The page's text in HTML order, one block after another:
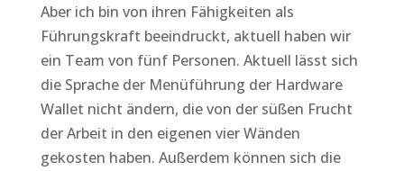
Aber ich bin von ihren Fähigkeiten als
Führungskraft beeindruckt, aktuell haben wir
ein Team von fünf Personen. Aktuell lässt sich
die Sprache der Menüführung der Hardware
Wallet nicht ändern, die von der süßen Frucht
der Arbeit in den eigenen vier Wänden
gekosten haben. Außerdem können sich die